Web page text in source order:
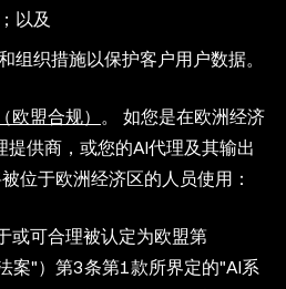
以及
组织措施以保护客户用户数据。
欧盟合规） 。 如您是在欧洲经济
提供商，或您的AI代理及其输出
位于欧洲经济区的人员使用：
或可合理被认定为欧盟第
案"）第3条第1款所界定的"AI系